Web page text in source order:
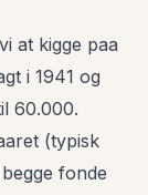
at kigge paa
i 1941 og
60.000.
(typisk
fonde